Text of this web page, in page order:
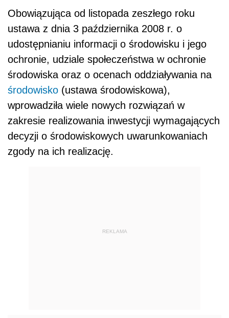
Obowiązująca od listopada zeszłego roku
ustawa z dnia 3 października 2008 r. o
udostępnianiu informacji o środowisku i jego
ochronie, udziale społeczeństwa w ochronie
środowiska oraz o ocenach oddziaływania na
środowisko (ustawa środowiskowa),
wprowadziła wiele nowych rozwiązań w
zakresie realizowania inwestycji wymagających
decyzji o środowiskowych uwarunkowaniach
zgody na ich realizację.
REKLAMA